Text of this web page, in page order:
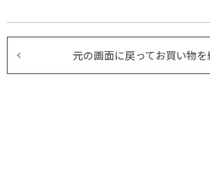
元の画面に戻ってお買い物を